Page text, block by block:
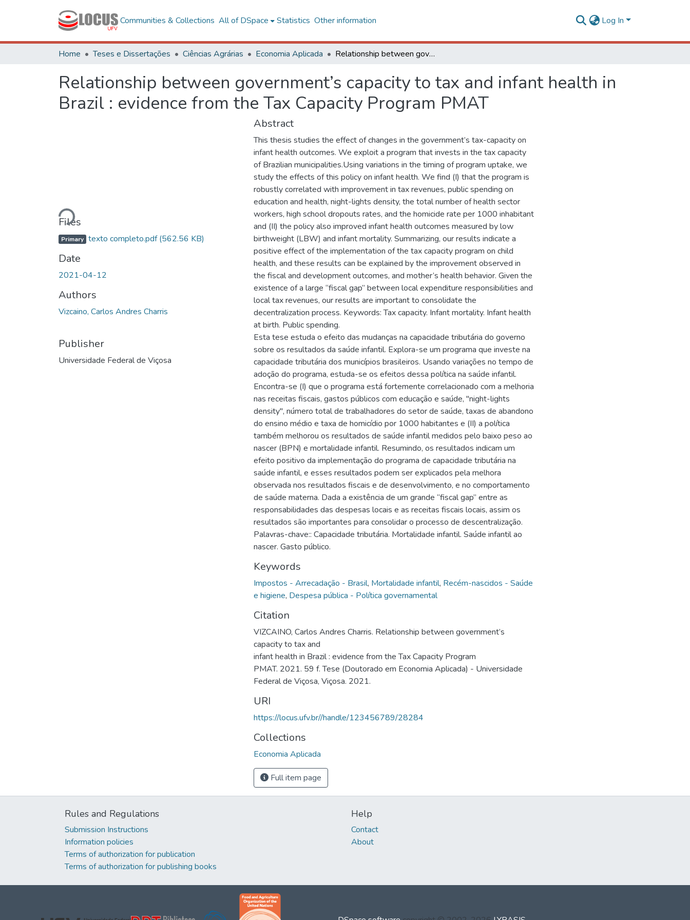
Communities & Collections All of DSpace Statistics Other information Log In
Home Teses e Dissertações Ciências Agrárias Economia Aplicada Relationship between government’s capacity to tax and infant health in Brazil : evidence from the Tax Capacity Program PMAT
Relationship between government’s capacity to tax and infant health in
Brazil : evidence from the Tax Capacity Program PMAT
Loading...
Files
Primary texto completo.pdf(562.56 KB)
Date
2021-04-12
Authors
Vizcaino, Carlos Andres Charris
Publisher
Universidade Federal de Viçosa
Abstract
This thesis studies the effect of changes in the government’s tax-capacity on
infant health outcomes. We exploit a program that invests in the tax capacity
of Brazilian municipalities.Using variations in the timing of program uptake, we
study the effects of this policy on infant health. We find (I) that the program is
robustly correlated with improvement in tax revenues, public spending on
education and health, night-lights density, the total number of health sector
workers, high school dropouts rates, and the homicide rate per 1000 inhabitant
and (II) the policy also improved infant health outcomes measured by low
birthweight (LBW) and infant mortality. Summarizing, our results indicate a
positive effect of the implementation of the tax capacity program on child
health, and these results can be explained by the improvement observed in
the fiscal and development outcomes, and mother’s health behavior. Given the
existence of a large “fiscal gap” between local expenditure responsibilities and
local tax revenues, our results are important to consolidate the
decentralization process. Keywords: Tax capacity. Infant mortality. Infant health
at birth. Public spending.
Esta tese estuda o efeito das mudanças na capacidade tributária do governo
sobre os resultados da saúde infantil. Explora-se um programa que investe na
capacidade tributária dos municípios brasileiros. Usando variações no tempo de
adoção do programa, estuda-se os efeitos dessa política na saúde infantil.
Encontra-se (I) que o programa está fortemente correlacionado com a melhoria
nas receitas fiscais, gastos públicos com educação e saúde, "night-lights
density", número total de trabalhadores do setor de saúde, taxas de abandono
do ensino médio e taxa de homicídio por 1000 habitantes e (II) a política
também melhorou os resultados de saúde infantil medidos pelo baixo peso ao
nascer (BPN) e mortalidade infantil. Resumindo, os resultados indicam um
efeito positivo da implementação do programa de capacidade tributária na
saúde infantil, e esses resultados podem ser explicados pela melhora
observada nos resultados fiscais e de desenvolvimento, e no comportamento
de saúde materna. Dada a existência de um grande “fiscal gap” entre as
responsabilidades das despesas locais e as receitas fiscais locais, assim os
resultados são importantes para consolidar o processo de descentralização.
Palavras-chave:: Capacidade tributária. Mortalidade infantil. Saúde infantil ao
nascer. Gasto público.
Keywords
Impostos - Arrecadação - Brasil, Mortalidade infantil, Recém-nascidos - Saúde
e higiene, Despesa pública - Política governamental
Citation
VIZCAINO, Carlos Andres Charris. Relationship between government’s
capacity to tax and
infant health in Brazil : evidence from the Tax Capacity Program
PMAT. 2021. 59 f. Tese (Doutorado em Economia Aplicada) - Universidade
Federal de Viçosa, Viçosa. 2021.
URI
https://locus.ufv.br//handle/123456789/28284
Collections
Economia Aplicada
Full item page
Rules and Regulations
Submission Instructions
Information policies
Terms of authorization for publication
Terms of authorization for publishing books
Help
Contact
About